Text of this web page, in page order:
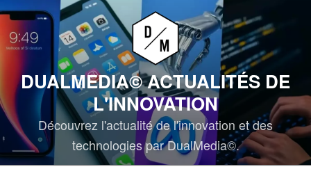
Aller
au
contenu
DUALMEDIA© ACTUALITÉS DE
L'INNOVATION
Découvrez l'actualité de l'innovation et des
technologies par DualMedia©.